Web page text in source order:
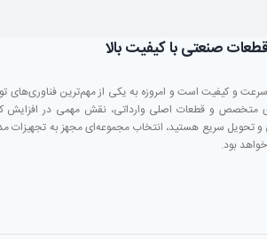
صنعتی با کیفیت بالا
سرعت و کیفیت است و امروزه به یکی از مهم‌ترین فناوری‌های
متخصص و قطعات اصلی وارداتی، نقش مهمی در افزایش
تحویل سریع هستید، انتخاب مجموعه‌ای مجهز به تجهیزات
بود.